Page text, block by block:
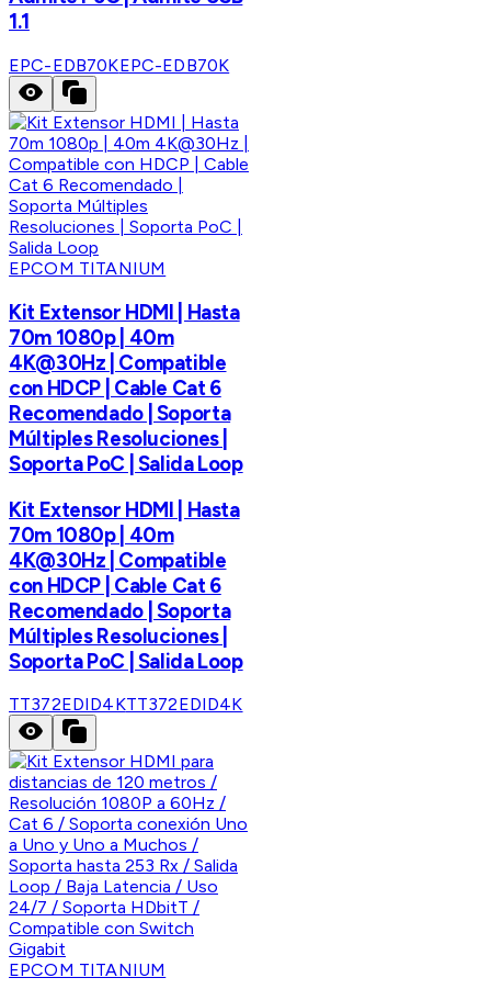
1.1
EPC-EDB70KEPC-EDB70K
EPCOM TITANIUM
Kit Extensor HDMI | Hasta
70m 1080p | 40m
4K@30Hz | Compatible
con HDCP | Cable Cat 6
Recomendado | Soporta
Múltiples Resoluciones |
Soporta PoC | Salida Loop
Kit Extensor HDMI | Hasta
70m 1080p | 40m
4K@30Hz | Compatible
con HDCP | Cable Cat 6
Recomendado | Soporta
Múltiples Resoluciones |
Soporta PoC | Salida Loop
TT372EDID4KTT372EDID4K
EPCOM TITANIUM